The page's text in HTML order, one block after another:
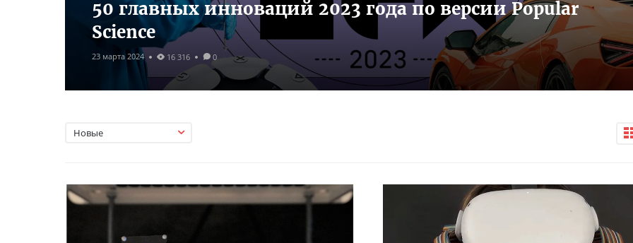
50 главных инноваций 2023 года по версии Popular
Science
23 марта 2024 16 316 0
Новые